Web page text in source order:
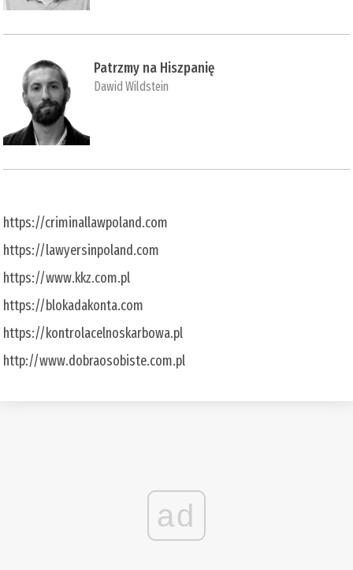
Patrzmy na Hiszpanię
Dawid Wildstein
https://criminallawpoland.com
https://lawyersinpoland.com
https://www.kkz.com.pl
https://blokadakonta.com
https://kontrolacelnoskarbowa.pl
http://www.dobraosobiste.com.pl
ad